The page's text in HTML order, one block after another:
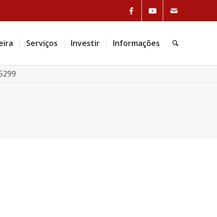
Link to Facebook
Link to Youtube
Serviços Investir Informações Pesquisa